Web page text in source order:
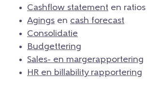
Cashflow statement en ratios
Agings en cash forecast
Consolidatie
Budgettering
Sales- en margerapportering
HR en billability rapportering